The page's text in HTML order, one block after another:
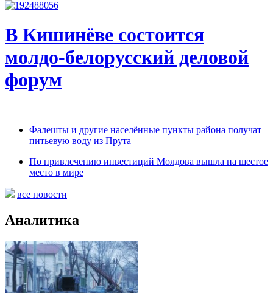
В Кишинёве состоится
молдо-белорусский деловой
форум
Фалешты и другие населённые пункты района получат
питьевую воду из Прута
По привлечению инвестиций Молдова вышла на шестое
место в мире
все новости
Аналитика